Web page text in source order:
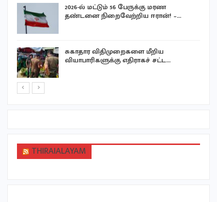
2026-ல் மட்டும் 56 பேருக்கு மரண
தண்டனை நிறைவேற்றிய ஈரான்! –…
சுகாதார விதிமுறைகளை மீறிய
வியாபாரிகளுக்கு எதிராகச் சட்ட…
THIRAIALAYAM